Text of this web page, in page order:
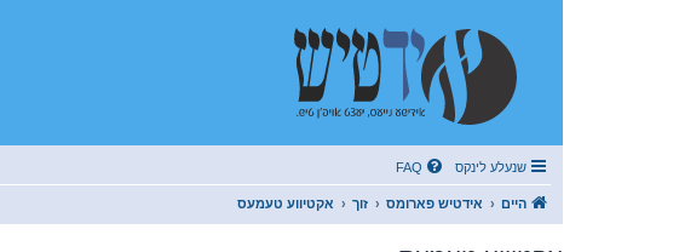
שנעלע לינקס FAQ
היים אידטיש פארומס זוך אקטיווע טעמעס